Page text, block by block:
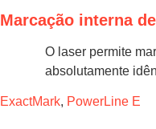
Marcação interna
O laser permite
absolutamente
ExactMark, PowerLine E